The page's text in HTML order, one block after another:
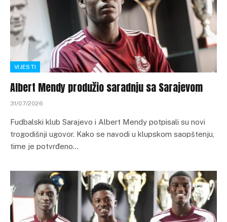
VIJESTI
Albert Mendy produžio saradnju sa Sarajevom
31/07/2026
Fudbalski klub Sarajevo i Albert Mendy potpisali su novi
trogodišnji ugovor. Kako se navodi u klupskom saopštenju,
time je potvrđeno…